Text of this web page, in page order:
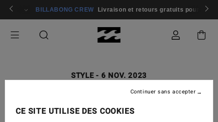
🏄 Participer
BILLABONG CREW Livraison et retours gratuits pour les
STYLE- 6 NOV. 2023
A SUNSET AWAY | LOOKBOOK
CE SITE UTILISE DES COOKIES
Continuer sans accepter